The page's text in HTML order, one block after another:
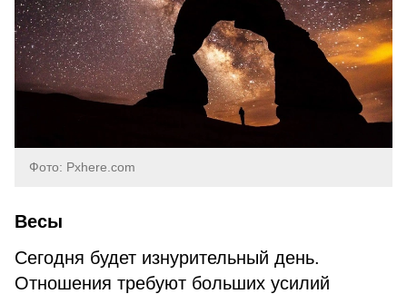
Фото: Pxhere.com
Весы
Сегодня будет изнурительный день.
Отношения требуют больших усилий